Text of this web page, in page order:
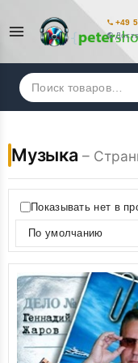
+49
Искать:
Музыка –
Показывать нет в